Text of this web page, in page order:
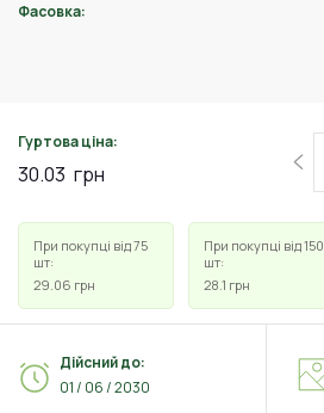
Фасовка:
Гуртова ціна:
30.03 грн
При покупці від 75
шт:
29.06 грн
При покупці від 150
шт:
28.1 грн
Дійсний до:
01 / 06 / 2030